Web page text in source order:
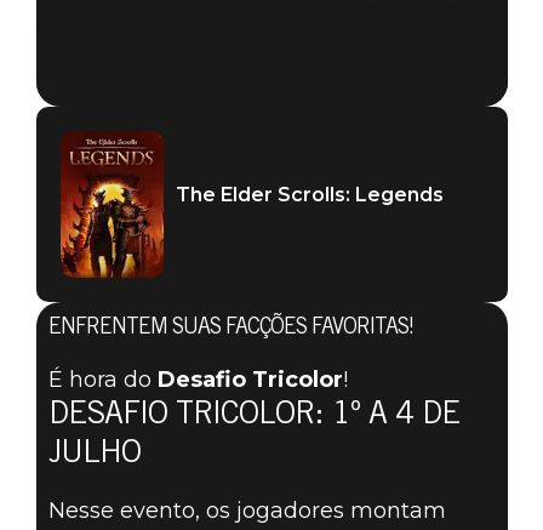
29 de junho de 2022
The Elder Scrolls: Legends
ENFRENTEM SUAS FACÇÕES FAVORITAS!
É hora do Desafio Tricolor!
DESAFIO TRICOLOR: 1º A 4 DE
JULHO
Nesse evento, os jogadores montam